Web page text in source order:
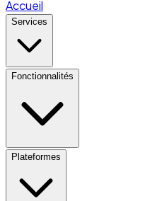
Accueil
Services
Fonctionnalités
Plateformes